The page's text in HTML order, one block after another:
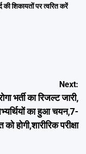
की शिकायतों पर त्वरित करें
Next:
भर्ती का रिजल्ट जारी,
का हुआ चयन,7-
होगी,शारीरिक परीक्षा